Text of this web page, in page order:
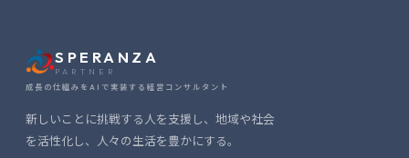
SPERANZA
PARTNER
成長の仕組みをAIで実装する経営コンサルタント
新しいことに挑戦する人を支援し、地域や社会
を活性化し、人々の生活を豊かにする。